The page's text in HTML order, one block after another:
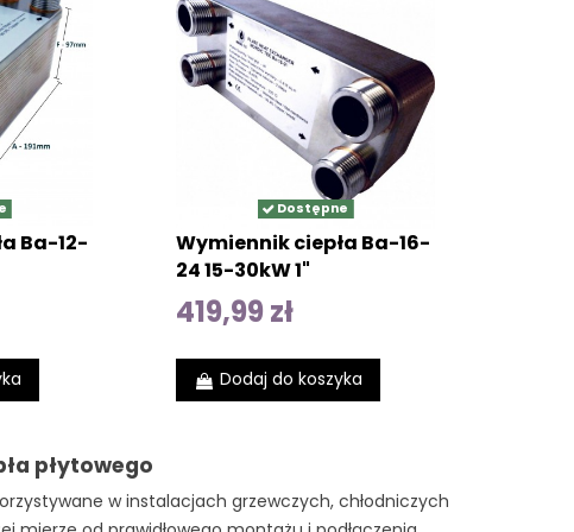
Ba-12-
Dostępne
Wymiennik ciepła Ba-16-
24 15-30kW 1"
419,99 zł
Dodaj do koszyka
płytowego
w instalacjach grzewczych, chłodniczych